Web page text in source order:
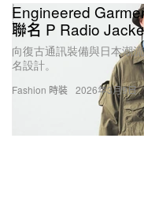
Fashion 時裝
Engineered
聯名 P Radio
向復古通訊裝備與日本潮
名設計。
2026年3月9日